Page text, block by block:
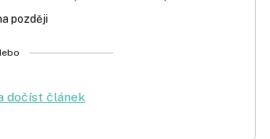
později
dočíst článek